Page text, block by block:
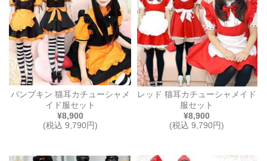
パンプキン 猫耳カチューシャメ
イド服セット
¥8,900
(税込 9,790円)
レッド 猫耳カチューシャメイド
服セット
¥8,900
(税込 9,790円)